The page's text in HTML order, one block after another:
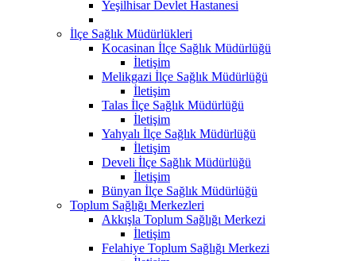
Yeşilhisar Devlet Hastanesi
İlçe Sağlık Müdürlükleri
Kocasinan İlçe Sağlık Müdürlüğü
İletişim
Melikgazi İlçe Sağlık Müdürlüğü
İletişim
Talas İlçe Sağlık Müdürlüğü
İletişim
Yahyalı İlçe Sağlık Müdürlüğü
İletişim
Develi İlçe Sağlık Müdürlüğü
İletişim
Bünyan İlçe Sağlık Müdürlüğü
Toplum Sağlığı Merkezleri
Akkışla Toplum Sağlığı Merkezi
İletişim
Felahiye Toplum Sağlığı Merkezi